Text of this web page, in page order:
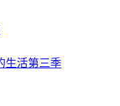
生活第三季